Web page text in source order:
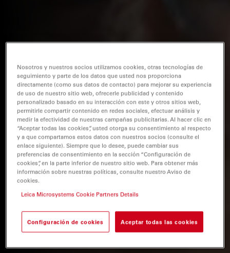
Nosotros y nuestros socios utilizamos cookies, otras tecnologías de
seguimiento y parte de los datos que usted nos proporciona
directamente (como sus datos de contacto) para mejorar su experiencia
de uso de nuestro sitio web, ofrecerle publicidad y contenido
personalizado basado en su interacción con este y otros sitios web,
permitirle compartir contenido en redes sociales, efectuar análisis y
medir la efectividad de nuestras campañas publicitarias. Al hacer clic en
“Aceptar todas las cookies”, usted otorga su consentimiento al respecto
y a que compartamos estos datos con nuestros socios (consulte el
enlace siguiente). Siempre que lo desee, puede cambiar sus
preferencias de consentimiento en la sección “Configuración de
cookies”, en la parte inferior de nuestro sitio web. Para obtener más
información sobre nuestras políticas, consulte nuestro Aviso de
cookies.
Leica Microsystems Cookie Partners Details
Configuración de cookies Aceptar todas las cookies